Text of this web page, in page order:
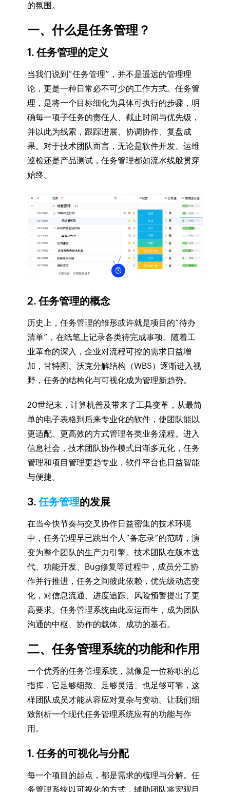
的氛围。
一、什么是任务管理？
1. 任务管理的定义
当我们说到“任务管理”，并不是遥远的管理理
论，更是一种日常必不可少的工作方式。任务管
理，是将一个目标细化为具体可执行的步骤，明
确每一项子任务的责任人、截止时间与优先级，
并以此为线索，跟踪进展、协调协作、复盘成
果。对于技术团队而言，无论是软件开发、运维
巡检还是产品测试，任务管理都如流水线般贯穿
始终。
2. 任务管理的概念
历史上，任务管理的雏形或许就是项目的“待办
清单”，在纸笔上记录各类待完成事项。随着工
业革命的深入，企业对流程可控的需求日益增
加，甘特图、沃克分解结构（WBS）逐渐进入视
野，任务的结构化与可视化成为管理新趋势。
20世纪末，计算机普及带来了工具变革，从最简
单的电子表格到后来专业化的软件，使团队能以
更适配、更高效的方式管理各类业务流程。进入
信息社会，技术团队协作模式日渐多元化，任务
管理和项目管理更趋专业，软件平台也日益智能
与便捷。
3.任务管理的发展
在当今快节奏与交叉协作日益密集的技术环境
中，任务管理早已跳出个人“备忘录”的范畴，演
变为整个团队的生产力引擎。技术团队在版本迭
代、功能开发、Bug修复等过程中，成员分工协
作并行推进，任务之间彼此依赖，优先级动态变
化，对信息流通、进度追踪、风险预警提出了更
高要求。任务管理系统由此应运而生，成为团队
沟通的中枢、协作的载体、成功的基石。
二、任务管理系统的功能和作用
一个优秀的任务管理系统，就像是一位称职的总
指挥，它足够细致、足够灵活、也足够可靠，这
样团队成员才能从容应对复杂与变动。让我们细
致剖析一个现代任务管理系统应有的功能与作
用。
1. 任务的可视化与分配
每一个项目的起点，都是需求的梳理与分解。任
务管理系统以可视化的方式，辅助团队将宏观目